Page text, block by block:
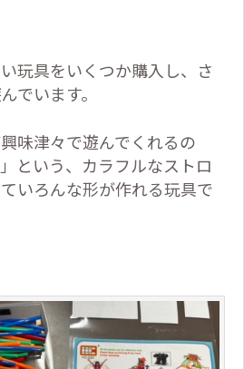
玩具をいくつか購入し、さ
でいます。
味津々で遊んでくれるの
という、カラフルなストロ
いろんな形が作れる玩具で